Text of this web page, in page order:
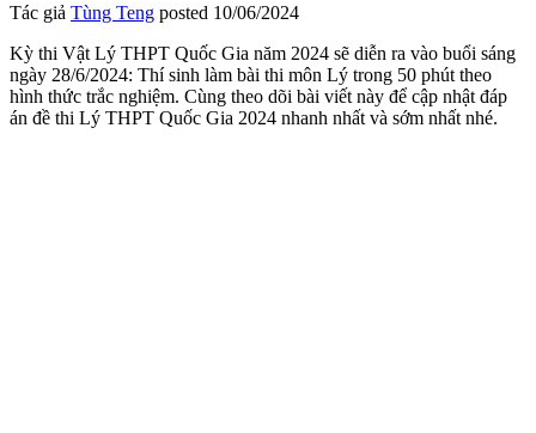
Tác giả Tùng Teng posted 10/06/2024
Kỳ thi Vật Lý THPT Quốc Gia năm 2024 sẽ diễn ra vào buổi sáng
ngày 28/6/2024: Thí sinh làm bài thi môn Lý trong 50 phút theo
hình thức trắc nghiệm. Cùng theo dõi bài viết này để cập nhật đáp
án đề thi Lý THPT Quốc Gia 2024 nhanh nhất và sớm nhất nhé.